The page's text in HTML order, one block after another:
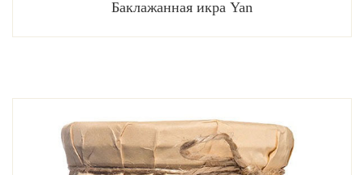
Баклажанная икра Yan